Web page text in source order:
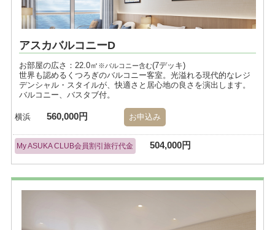
アスカバルコニーD
お部屋の広さ：22.0㎡ ※バルコニー含む(7デッキ)
世界も認めるくつろぎのバルコニー客室。光溢れる現代的なレジ
デンシャル・スタイルが、快適さと居心地の良さを演出します。
バルコニー、バスタブ付。
横浜 560,000円 お申込み
My ASUKA CLUB会員割引旅行代金 504,000円